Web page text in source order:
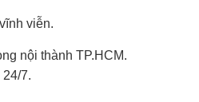
viễn.
nội thành TP.HCM.
7.